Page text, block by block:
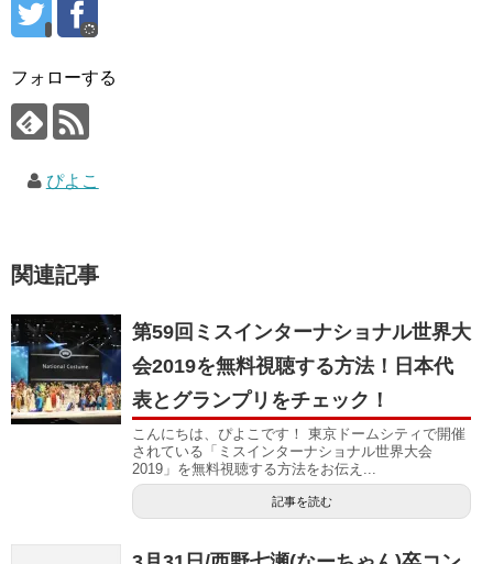
フォローする
ぴよこ
関連記事
第59回ミスインターナショナル世界大
会2019を無料視聴する方法！日本代
表とグランプリをチェック！
こんにちは、ぴよこです！ 東京ドームシティで開催
されている「ミスインターナショナル世界大会
2019」を無料視聴する方法をお伝え...
記事を読む